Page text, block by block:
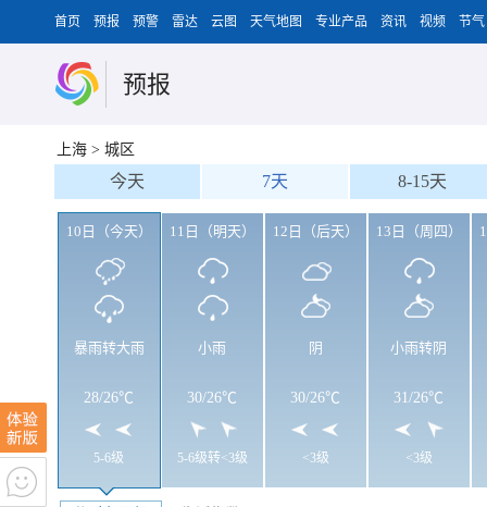
首页 预报 预警 雷达 云图 天气地图 专业产品 资讯 视频 节气
预报
上海 > 城区
今天 7天 8-15天
10日（今天）
暴雨转大雨
28/26℃
5-6级
11日（明天）
小雨
30/26℃
5-6级转<3级
12日（后天）
阴
30/26℃
<3级
13日（周四）
小雨转阴
31/26℃
<3级